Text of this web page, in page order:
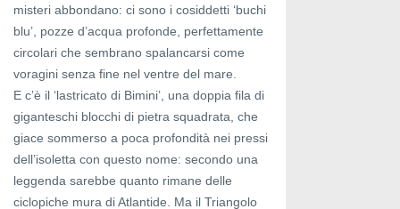
misteri abbondano: ci sono i cosiddetti ‘buchi
blu’, pozze d’acqua profonde, perfettamente
circolari che sembrano spalancarsi come
voragini senza fine nel ventre del mare.
E c’è il ‘lastricato di Bimini’, una doppia fila di
giganteschi blocchi di pietra squadrata, che
giace sommerso a poca profondità nei pressi
dell’isoletta con questo nome: secondo una
leggenda sarebbe quanto rimane delle
ciclopiche mura di Atlantide. Ma il Triangolo